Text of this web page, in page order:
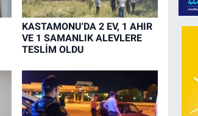
KASTAMONU'DA 2 EV, 1 AHIR
VE 1 SAMANLIK ALEVLERE
TESLİM OLDU